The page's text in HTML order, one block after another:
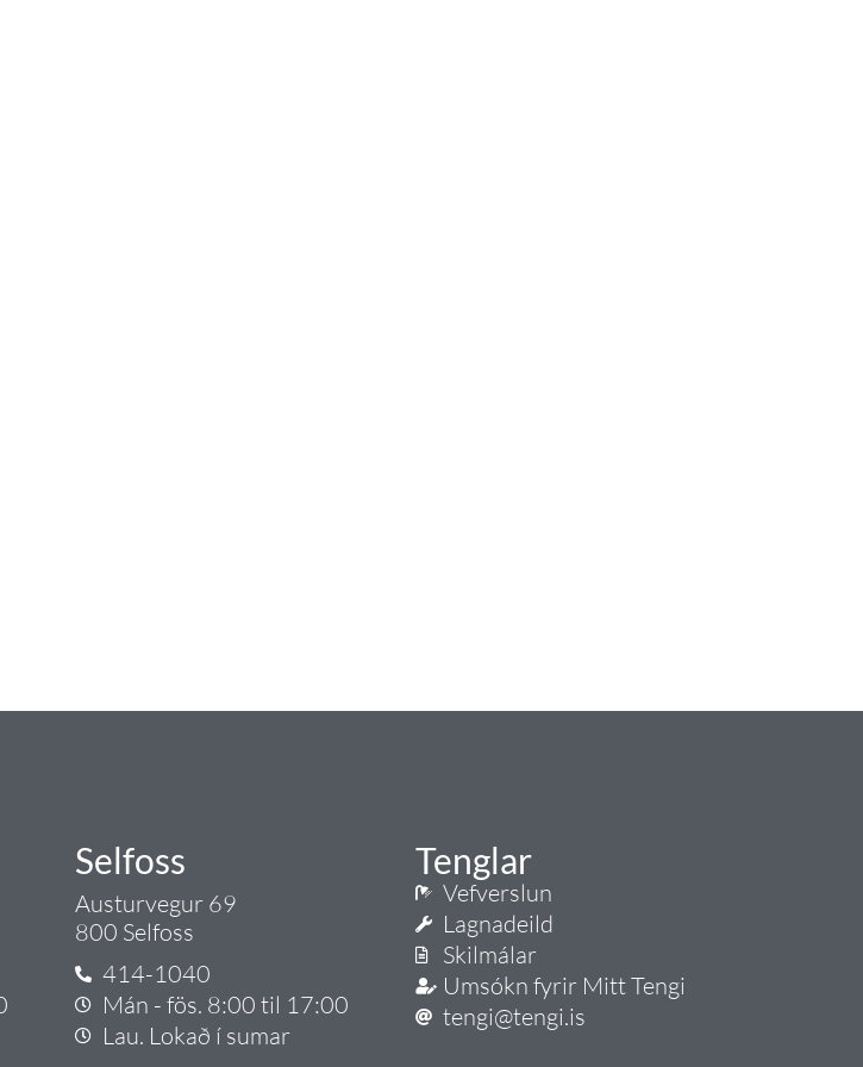
Selfoss
Austurvegur 69
800 Selfoss
414-1040
Mán - fös. 8:00 til 17:00
Lau. Lokað í sumar
Tenglar
Vefverslun
Lagnadeild
Skilmálar
Umsókn fyrir Mitt Tengi
tengi@tengi.is